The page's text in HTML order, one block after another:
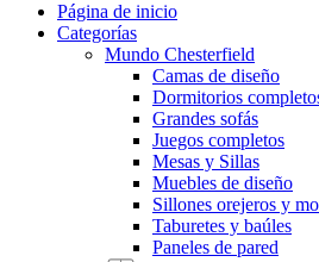
Página de inicio
Categorías
Mundo Chesterfield
Camas de diseño
Dormitorios
Grandes sofás
Juegos completos
Mesas y Sillas
Muebles de diseño
Sillones orejeros y
Taburetes y baúles
Paneles de pared